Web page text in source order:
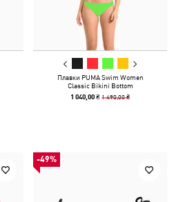
Плавки PUMA Swim Women
Classic Bikini Bottom
1 040,00 ₴1 490,00 ₴
-49%